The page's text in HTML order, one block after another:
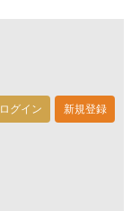
ログイン 新規登録